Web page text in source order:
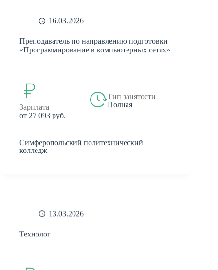
16.03.2026
Преподаватель по направлению подготовки
«Программирование в компьютерных сетях»
Зарплата
от 27 093 руб.
Тип занятости
Полная
Симферопольский политехнический
колледж
13.03.2026
Технолог